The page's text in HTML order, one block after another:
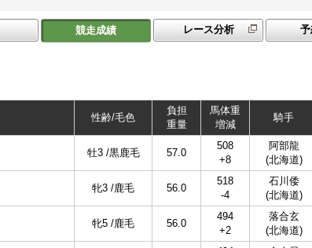
競走成績 レース分析
性齢/毛色
負担
重量
馬体重
増減
騎手
牡3 /黒鹿毛 57.0
508
+8
阿部龍
(北海道)
牝3 /鹿毛 56.0
518
-4
石川倭
(北海道)
牝5 /鹿毛 56.0
494
+2
落合玄
(北海道)